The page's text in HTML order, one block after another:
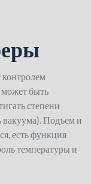
быть
степени
вакуума). Подъем и
есть функция
температуры и